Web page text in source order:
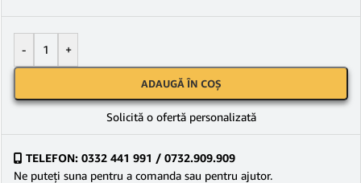
- +
ADAUGĂ ÎN COȘ
Solicită o ofertă personalizată
TELEFON: 0332 441 991 / 0732.909.909
Ne puteţi suna pentru a comanda sau pentru ajutor.